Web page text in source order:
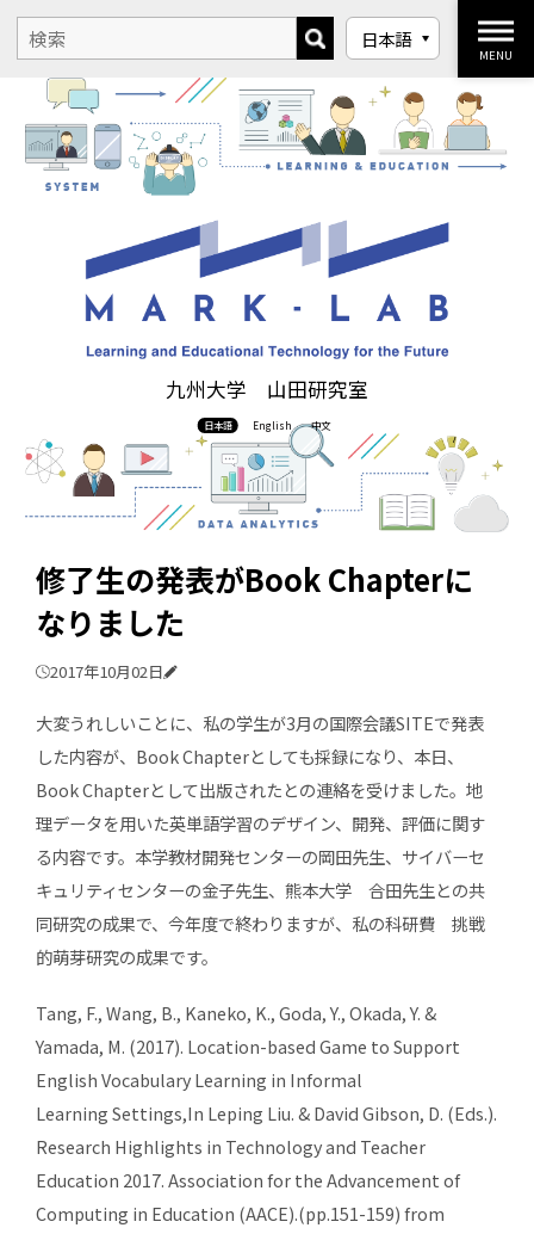
九州大学 山田研究室
日本語 English 中文
MENU
修了生の発表がBook Chapterに
なりました
2017年10月02日
大変うれしいことに、私の学生が3月の国際会議SITEで発表
した内容が、Book Chapterとしても採録になり、本日、
Book Chapterとして出版されたとの連絡を受けました。地
理データを用いた英単語学習のデザイン、開発、評価に関す
る内容です。本学教材開発センターの岡田先生、サイバーセ
キュリティセンターの金子先生、熊本大学 合田先生との共
同研究の成果で、今年度で終わりますが、私の科研費 挑戦
的萌芽研究の成果です。
Tang, F., Wang, B., Kaneko, K., Goda, Y., Okada, Y. &
Yamada, M. (2017). Location-based Game to Support
English Vocabulary Learning in Informal
Learning Settings,In Leping Liu. & David Gibson, D. (Eds.).
Research Highlights in Technology and Teacher
Education 2017. Association for the Advancement of
Computing in Education (AACE).(pp.151-159) from